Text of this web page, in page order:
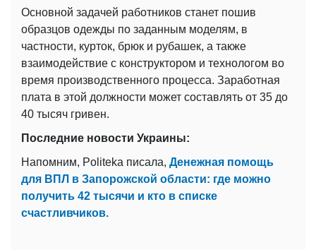
Основной задачей работников станет пошив
образцов одежды по заданным моделям, в
частности, курток, брюк и рубашек, а также
взаимодействие с конструктором и технологом во
время производственного процесса. Заработная
плата в этой должности может составлять от 35 до
40 тысяч гривен.
Последние новости Украины:
Напомним, Politeka писала, Денежная помощь
для ВПЛ в Запорожской области: где можно
получить 42 тысячи и кто в списке
счастливчиков.